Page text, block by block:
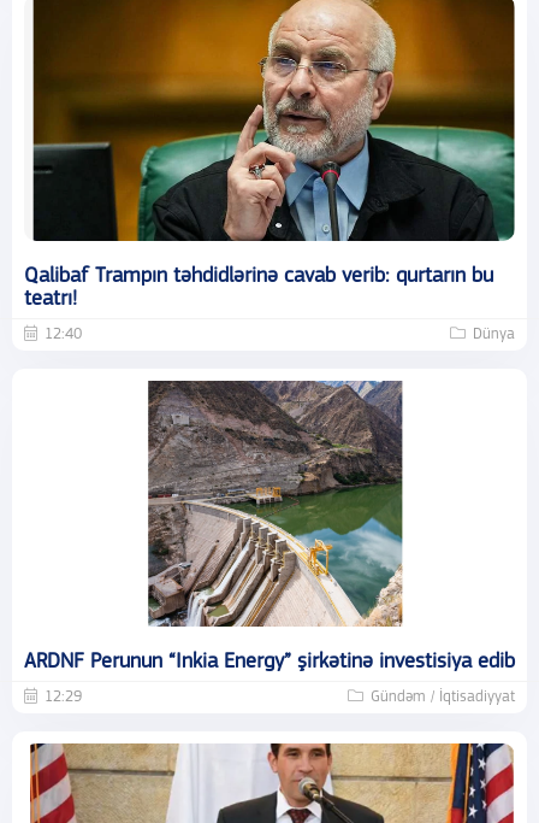
Qalibaf Trampın təhdidlərinə cavab verib: qurtarın bu
teatrı!
12:40 Dünya
ARDNF Perunun “Inkia Energy” şirkətinə investisiya edib
12:29 Gündəm / İqtisadiyyat